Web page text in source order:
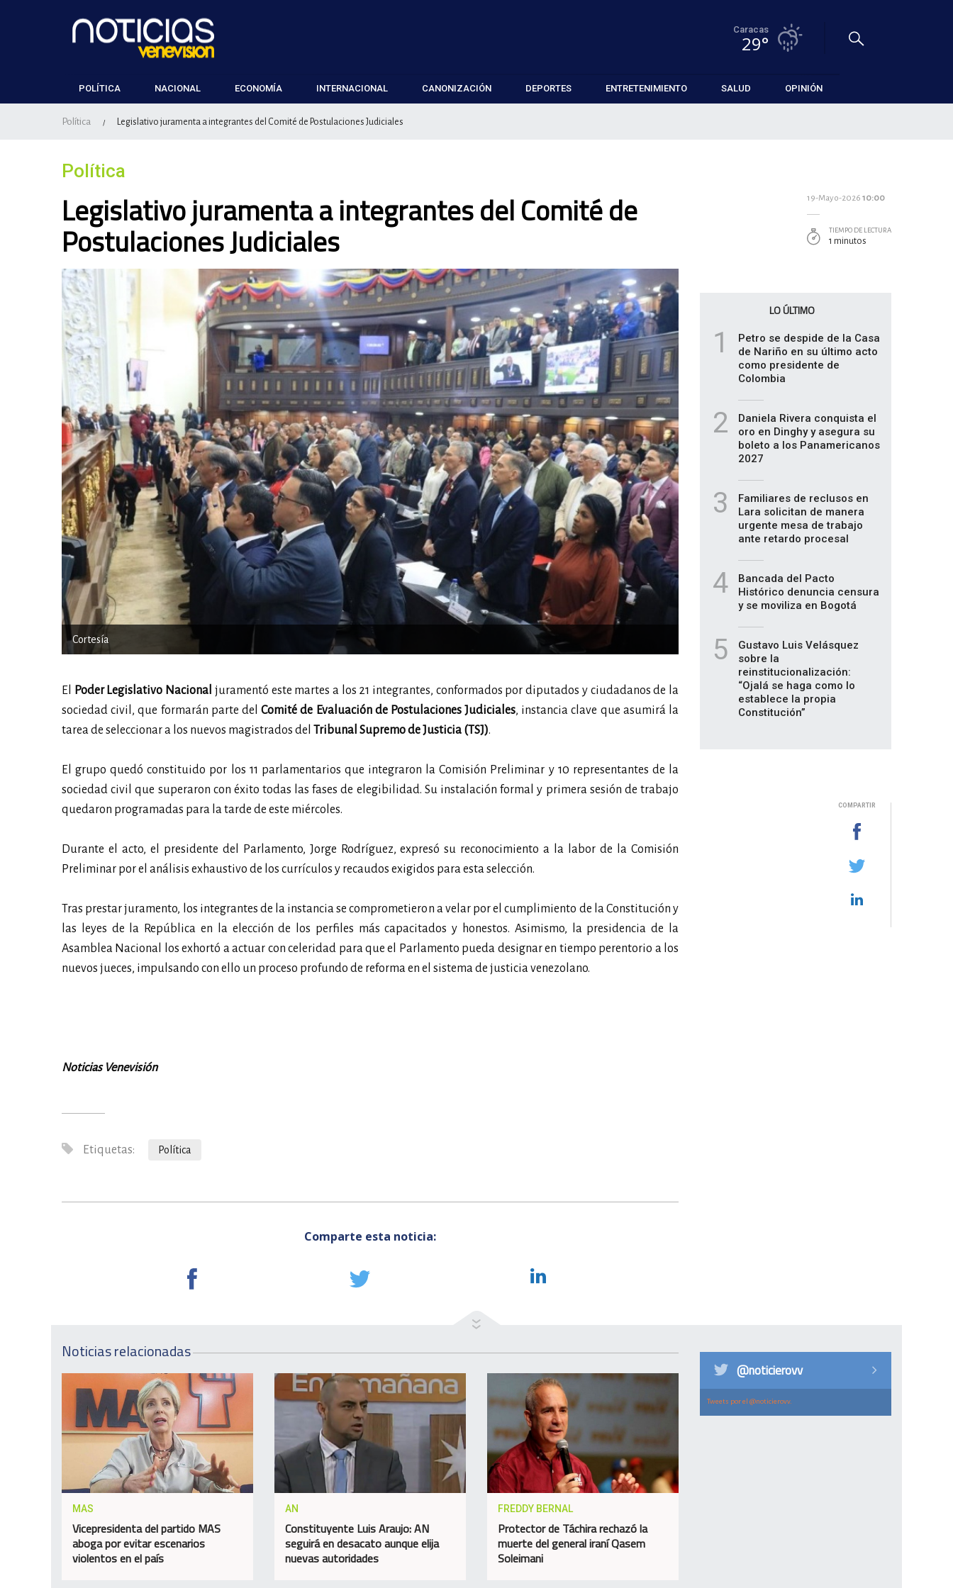
Caracas
29°
POLÍTICA NACIONAL ECONOMÍA INTERNACIONAL CANONIZACIÓN DEPORTES ENTRETENIMIENTO SALUD OPINIÓN
Política / Legislativo juramenta a integrantes del Comité de Postulaciones Judiciales
Política
Legislativo juramenta a integrantes del Comité de
Postulaciones Judiciales
Cortesía
El Poder Legislativo Nacional juramentó este martes a los 21 integrantes, conformados por diputados y ciudadanos de la
sociedad civil, que formarán parte delComité de Evaluación de Postulaciones Judiciales, instancia clave que asumirá la
tarea de seleccionar a los nuevos magistrados del Tribunal Supremo de Justicia (TSJ).
El grupo quedó constituido por los 11 parlamentarios que integraron la Comisión Preliminar y 10 representantes de la
sociedad civil que superaron con éxito todas las fases de elegibilidad. Su instalación formal y primera sesión de trabajo
quedaron programadas para la tarde de este miércoles.
Durante el acto, el presidente del Parlamento, Jorge Rodríguez, expresó su reconocimiento a la labor de la Comisión
Preliminar por el análisis exhaustivo de los currículos y recaudos exigidos para esta selección.
Tras prestar juramento, los integrantes de la instancia se comprometieron a velar por el cumplimiento de la Constitución y
las leyes de la República en la elección de los perfiles más capacitados y honestos. Asimismo, la presidencia de la
Asamblea Nacional los exhortó a actuar con celeridad para que el Parlamento pueda designar en tiempo perentorio a los
nuevos jueces, impulsando con ello un proceso profundo de reforma en el sistema de justicia venezolano.
Noticias Venevisión
Etiquetas: Política
Comparte esta noticia:
19-Mayo-2026 10:00
TIEMPO DE LECTURA
1 minutos
LO ÚLTIMO
1
Petro se despide de la Casa
de Nariño en su último acto
como presidente de
Colombia
2
Daniela Rivera conquista el
oro en Dinghy y asegura su
boleto a los Panamericanos
2027
3
Familiares de reclusos en
Lara solicitan de manera
urgente mesa de trabajo
ante retardo procesal
4
Bancada del Pacto
Histórico denuncia censura
y se moviliza en Bogotá
5
Gustavo Luis Velásquez
sobre la
reinstitucionalización:
“Ojalá se haga como lo
establece la propia
Constitución”
COMPARTIR
Noticias relacionadas
MAS
Vicepresidenta del partido MAS
aboga por evitar escenarios
violentos en el país
AN
Constituyente Luis Araujo: AN
seguirá en desacato aunque elija
nuevas autoridades
FREDDY BERNAL
Protector de Táchira rechazó la
muerte del general iraní Qasem
Soleimani
@noticierovv
Tweets por el @noticierovv.